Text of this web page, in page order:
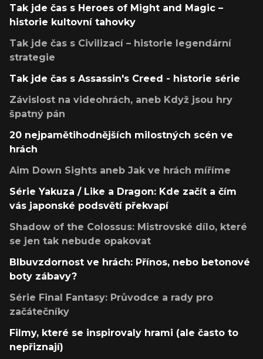
Tak jde čas s Heroes of Might and Magic –
historie kultovní tahovky
Tak jde čas s Civilizací – historie legendární
strategie
Tak jde čas s Assassin's Creed - historie série
Závislost na videohrách, aneb Když jsou hry
špatný pán
20 nejpamětihodnějších milostných scén ve
hrách
Aim Down Sights aneb Jak ve hrách míříme
Série Yakuza / Like a Dragon: Kde začít a čím
vás japonské podsvětí překvapí
Shadow of the Colossus: Mistrovské dílo, které
se jen tak nebude opakovat
Blbuvzdornost ve hrách: Přínos, nebo betonové
boty zábavy?
Série Final Fantasy: Průvodce a rady pro
začátečníky
Filmy, které se inspirovaly hrami (ale často to
nepřiznají)